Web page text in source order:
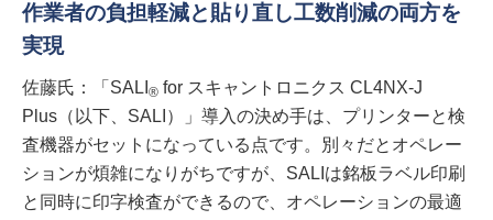
作業者の負担軽減と貼り直し工数削減の両方を
実現
佐藤氏：「SALI ® for スキャントロニクス CL4NX-J
Plus（以下、SALI）」導入の決め手は、プリンターと検
査機器がセットになっている点です。別々だとオペレー
ションが煩雑になりがちですが、SALIは銘板ラベル印刷
と同時に印字検査ができるので、オペレーションの最適